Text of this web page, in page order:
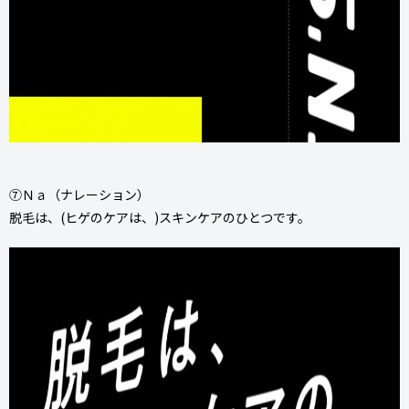
⑦Ｎａ（ナレーション）
脱毛は、(ヒゲのケアは、)スキンケアのひとつです。